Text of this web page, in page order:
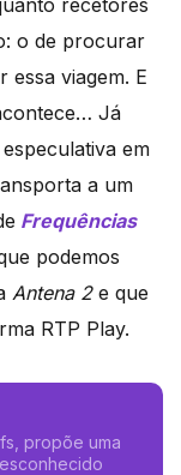
o de procurar
essa viagem. E
Já
em
a um
Frequências
podemos
Antena 2e que
RTP Play.
propõe uma